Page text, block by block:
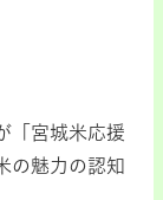
「宮城米応援
の魅力の認知